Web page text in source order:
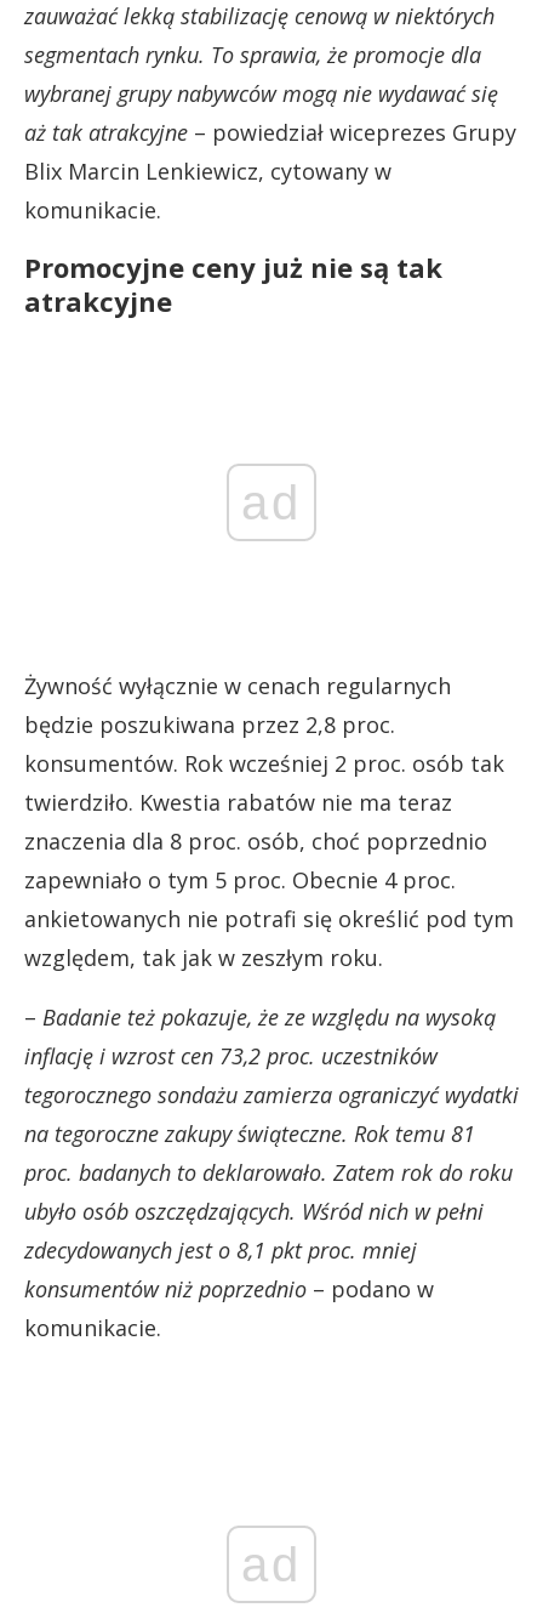
zauważać lekką stabilizację cenową w niektórych
segmentach rynku. To sprawia, że promocje dla
wybranej grupy nabywców mogą nie wydawać się
aż tak atrakcyjne – powiedział wiceprezes Grupy
Blix Marcin Lenkiewicz, cytowany w
komunikacie.
Promocyjne ceny już nie są tak
atrakcyjne
ad
Żywność wyłącznie w cenach regularnych
będzie poszukiwana przez 2,8 proc.
konsumentów. Rok wcześniej 2 proc. osób tak
twierdziło. Kwestia rabatów nie ma teraz
znaczenia dla 8 proc. osób, choć poprzednio
zapewniało o tym 5 proc. Obecnie 4 proc.
ankietowanych nie potrafi się określić pod tym
względem, tak jak w zeszłym roku.
– Badanie też pokazuje, że ze względu na wysoką
inflację i wzrost cen 73,2 proc. uczestników
tegorocznego sondażu zamierza ograniczyć wydatki
na tegoroczne zakupy świąteczne. Rok temu 81
proc. badanych to deklarowało. Zatem rok do roku
ubyło osób oszczędzających. Wśród nich w pełni
zdecydowanych jest o 8,1 pkt proc. mniej
konsumentów niż poprzednio – podano w
komunikacie.
ad